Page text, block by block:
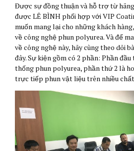
Được sự đồng thuận và hỗ trợ từ
được LÊ BÌNH phối hợp với VIP
muốn mang lại cho những khách
về công nghệ phun polyurea. Và để
về công nghệ này, hãy cùng theo dõi
đây. Sự kiện gồm có 2 phần: Phần
thống phun polyurea, phần thứ 2 là
trực tiếp phun vật liệu trên nhiều